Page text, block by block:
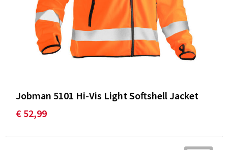
Jobman 5101 Hi-Vis Light Softshell Jacket
€ 52,99